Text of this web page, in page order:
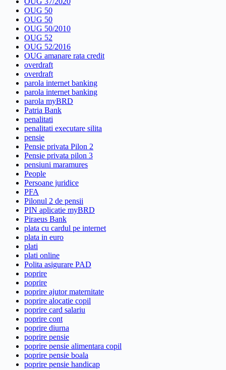
OUG 50
OUG 50
OUG 50/2010
OUG 52
OUG 52/2016
OUG amanare rata credit
overdraft
overdraft
parola internet banking
parola internet banking
parola myBRD
Patria Bank
penalitati
penalitati executare silita
pensie
Pensie privata Pilon 2
Pensie privata pilon 3
pensiuni maramures
People
Persoane juridice
PFA
Pilonul 2 de pensii
PIN aplicatie myBRD
Piraeus Bank
plata cu cardul pe internet
plata in euro
plati
plati online
Polita asigurare PAD
poprire
poprire
poprire ajutor maternitate
poprire alocatie copil
poprire card salariu
poprire cont
poprire diurna
poprire pensie
poprire pensie alimentara copil
poprire pensie boala
poprire pensie handicap